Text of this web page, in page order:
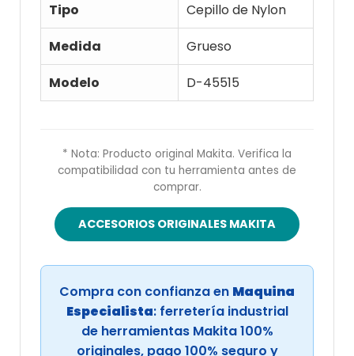
Tipo
Cepillo de Nylon
Medida
Grueso
Modelo
D-45515
* Nota: Producto original Makita. Verifica la
compatibilidad con tu herramienta antes de
comprar.
ACCESORIOS ORIGINALES MAKITA
Compra con confianza en Maquina
Especialista: ferretería industrial
de herramientas Makita 100%
originales, pago 100% seguro y